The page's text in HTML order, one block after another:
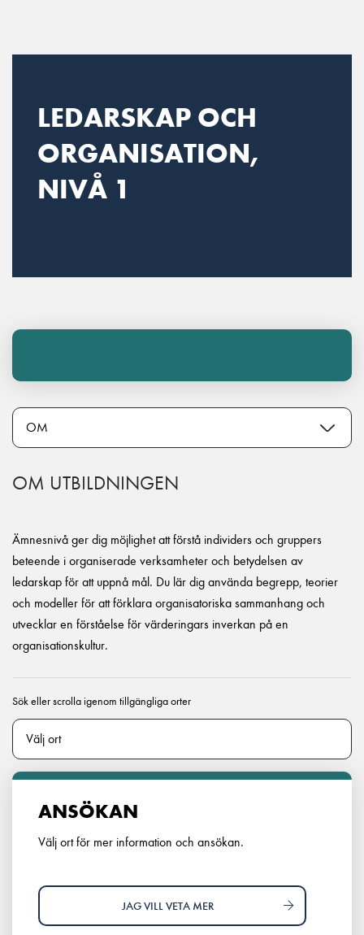
LEDARSKAP OCH
ORGANISATION,
NIVÅ 1
OM UTBILDNINGEN
Ämnesnivå ger dig möjlighet att förstå individers och gruppers
beteende i organiserade verksamheter och betydelsen av
ledarskap för att uppnå mål. Du lär dig använda begrepp, teorier
och modeller för att förklara organisatoriska sammanhang och
utvecklar en förståelse för värderingars inverkan på en
organisationskultur.
Sök eller scrolla igenom tillgängliga orter
ANSÖKAN
Välj ort för mer information och ansökan.
JAG VILL VETA MER